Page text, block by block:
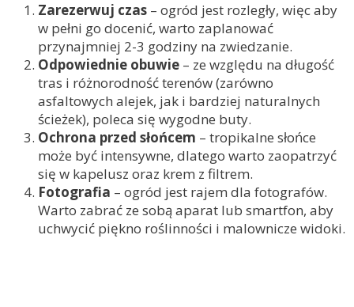
Zarezerwuj czas – ogród jest rozległy, więc aby
w pełni go docenić, warto zaplanować
przynajmniej 2-3 godziny na zwiedzanie.
Odpowiednie obuwie – ze względu na długość
tras i różnorodność terenów (zarówno
asfaltowych alejek, jak i bardziej naturalnych
ścieżek), poleca się wygodne buty.
Ochrona przed słońcem – tropikalne słońce
może być intensywne, dlatego warto zaopatrzyć
się w kapelusz oraz krem z filtrem.
Fotografia – ogród jest rajem dla fotografów.
Warto zabrać ze sobą aparat lub smartfon, aby
uchwycić piękno roślinności i malownicze widoki.